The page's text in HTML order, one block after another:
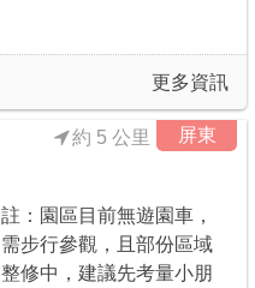
更多資訊
屏東
約 5 公里
註：園區目前無遊園車，
需步行參觀，且部份區域
整修中，建議先考量小朋